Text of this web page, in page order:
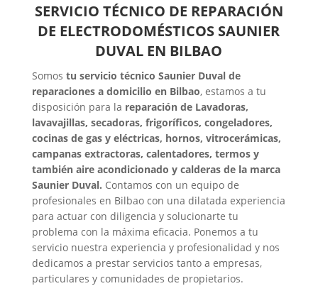
SERVICIO TÉCNICO DE REPARACIÓN
DE ELECTRODOMÉSTICOS SAUNIER
DUVAL EN BILBAO
Somos tu servicio técnico Saunier Duval de
reparaciones a domicilio en Bilbao, estamos a tu
disposición para la reparación de Lavadoras,
lavavajillas, secadoras, frigoríficos, congeladores,
cocinas de gas y eléctricas, hornos, vitrocerámicas,
campanas extractoras, calentadores, termos y
también aire acondicionado y calderas de la marca
Saunier Duval. Contamos con un equipo de
profesionales en Bilbao con una dilatada experiencia
para actuar con diligencia y solucionarte tu
problema con la máxima eficacia. Ponemos a tu
servicio nuestra experiencia y profesionalidad y nos
dedicamos a prestar servicios tanto a empresas,
particulares y comunidades de propietarios.